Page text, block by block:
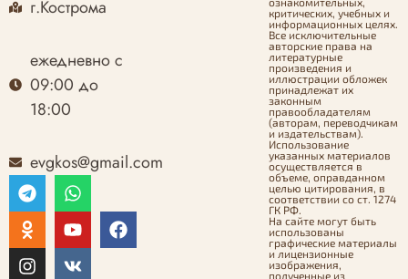
г.Кострома
ежедневно с
09:00 до
18:00
evgkos@gmail.com
критических, учебных и
информационных целях.
Все исключительные
авторские права на
литературные
произведения и
иллюстрации обложек
принадлежат их
законным
правообладателям
(авторам, переводчикам
и издательствам).
Использование
указанных материалов
осуществляется в
объеме, оправданном
целью цитирования, в
соответствии со ст. 1274
ГК РФ.
На сайте могут быть
использованы
графические материалы
и лицензионные
изображения,
полученные из